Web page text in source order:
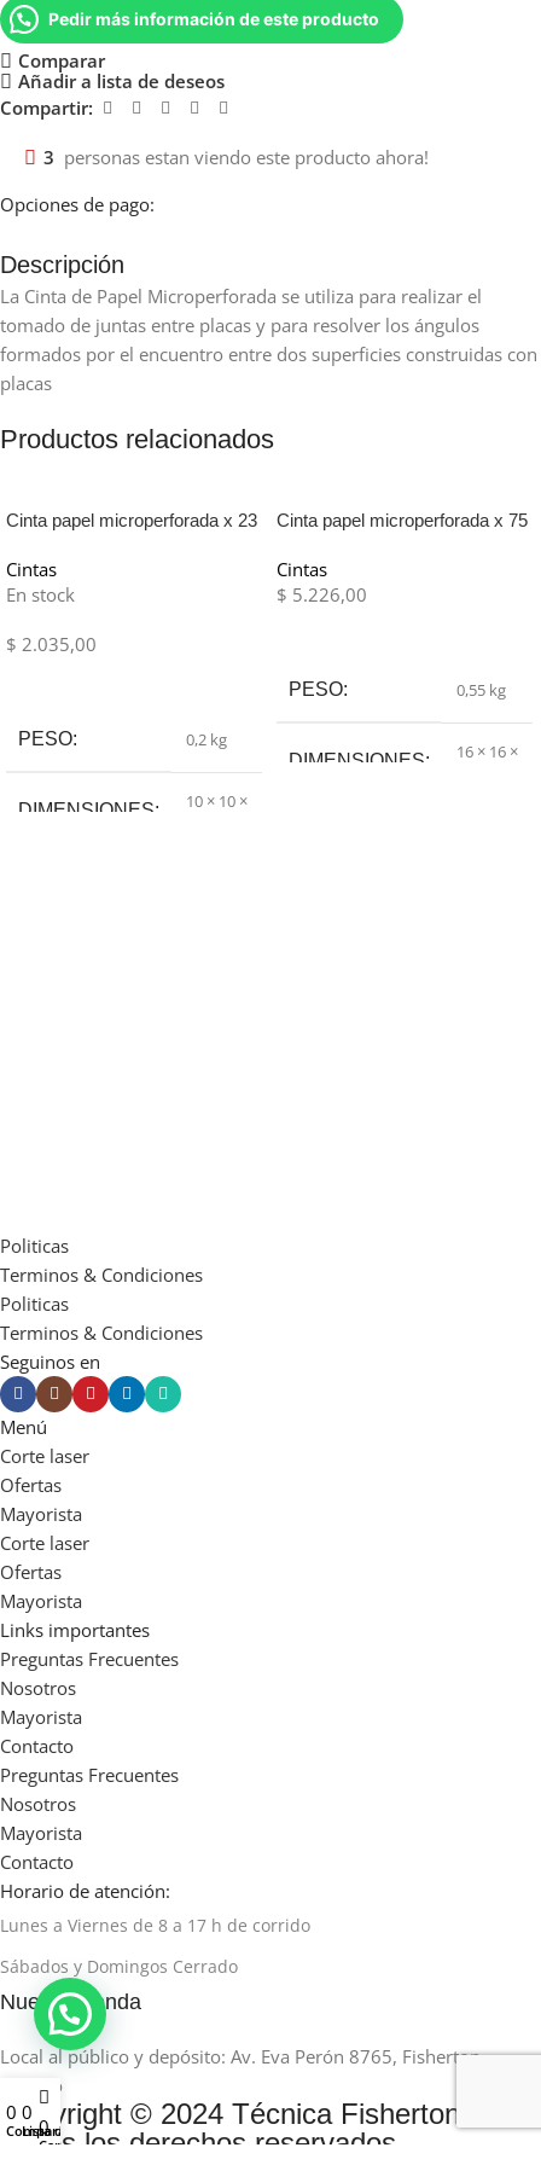
Pedir más información de este producto
Comparar
Añadir a lista de deseos
Compartir:
3 personas estan viendo este producto ahora!
Opciones de pago:
Descripción
La Cinta de Papel Microperforada se utiliza para realizar el
tomado de juntas entre placas y para resolver los ángulos
formados por el encuentro entre dos superficies construidas con
placas
Productos relacionados
Cinta papel microperforada x 23
Cintas
En stock
$ 2.035,00
PESO 0,2 kg
DIMENSIONES
10 × 10 ×
Cinta papel microperforada x 75
Cintas
$ 5.226,00
PESO 0,55 kg
DIMENSIONES
16 × 16 ×
Politicas
Terminos & Condiciones
Politicas
Terminos & Condiciones
Seguinos en
Menú
Corte laser
Ofertas
Mayorista
Corte laser
Ofertas
Mayorista
Links importantes
Preguntas Frecuentes
Nosotros
Mayorista
Contacto
Preguntas Frecuentes
Nosotros
Mayorista
Contacto
Horario de atención:
Lunes a Viernes de 8 a 17 h de corrido
Sábados y Domingos Cerrado
Nuestra tienda
Local al público y depósito: Av. Eva Perón 8765, Fisherton,
Rosario
Copyright © 2024 Técnica Fisherton.
Todos los derechos reservados.
0
Comparar
0
Lista de deseos
0
Carro